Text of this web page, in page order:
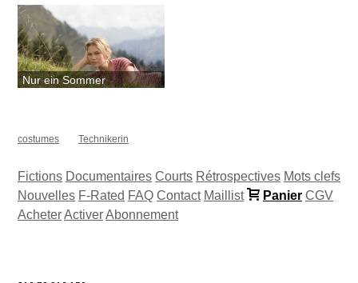
Nur ein Sommer
costumes Technikerin
Fictions Documentaires Courts Rétrospectives Mots clefs
Nouvelles F-Rated FAQ Contact Maillist Panier CGV
AcheterActiverAbonnement